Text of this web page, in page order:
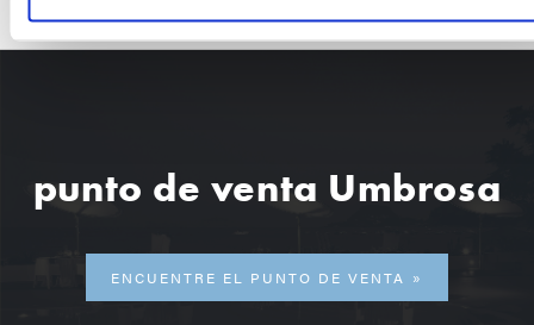
punto de venta Umbrosa
ENCUENTRE EL PUNTO DE VENTA